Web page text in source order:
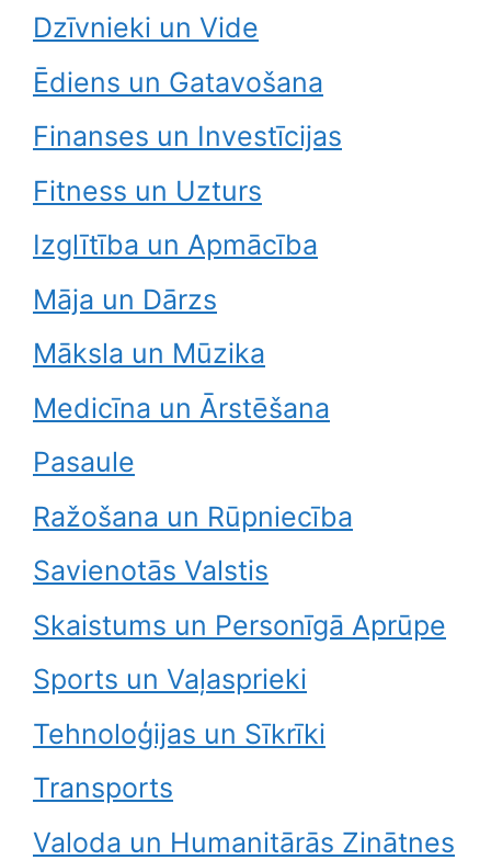
Dzīvnieki un Vide
Ēdiens un Gatavošana
Finanses un Investīcijas
Fitness un Uzturs
Izglītība un Apmācība
Māja un Dārzs
Māksla un Mūzika
Medicīna un Ārstēšana
Pasaule
Ražošana un Rūpniecība
Savienotās Valstis
Skaistums un Personīgā Aprūpe
Sports un Vaļasprieki
Tehnoloģijas un Sīkrīki
Transports
Valoda un Humanitārās Zinātnes